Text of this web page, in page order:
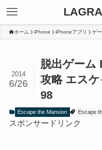
ホーム iPhone iPhoneアプリ ゲ
脱出ゲーム
攻略 エス
98
2014
6/26
Escape the Mansion Escape
スポンサードリンク